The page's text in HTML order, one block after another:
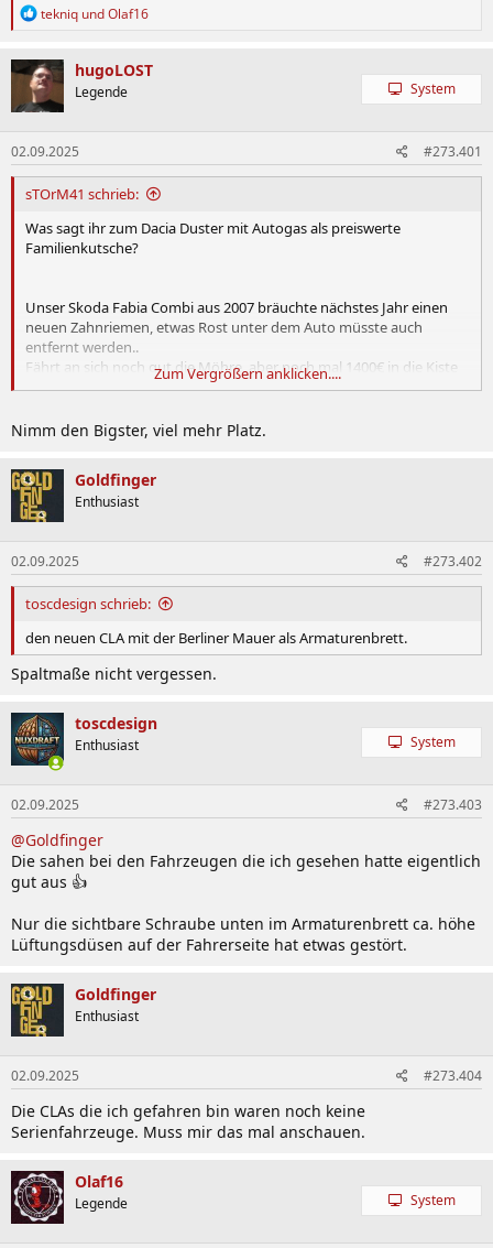
R
k
t
i
o
n
e
n
:
tekniq undOlaf16
hugoLOST
Legende System
02.09.2025 #273.401
sTOrM41 schrieb:
Was sagt ihr zum Dacia Duster mit Autogas als preiswerte
Familienkutsche?
Unser Skoda Fabia Combi aus 2007 bräuchte nächstes Jahr einen
neuen Zahnriemen, etwas Rost unter dem Auto müsste auch
entfernt werden..
Fährt an sich noch gut die Möhre, aber noch mal 1400€ in die Kiste
stecken halte ich für nicht sooo sinnvoll.
Skoda Scala/Octavia sind ebenfalls in der engeren Auswahl.
Zum Vergrößern anklicken....
Nimm den Bigster, viel mehr Platz.
Goldfinger
Enthusiast
02.09.2025 #273.402
toscdesign schrieb:
den neuen CLA mit der Berliner Mauer als Armaturenbrett.
Spaltmaße nicht vergessen.
toscdesign
Enthusiast System
02.09.2025 #273.403
@Goldfinger
Die sahen bei den Fahrzeugen die ich gesehen hatte eigentlich
gut aus 👍
Nur die sichtbare Schraube unten im Armaturenbrett ca. höhe
Lüftungsdüsen auf der Fahrerseite hat etwas gestört.
Goldfinger
Enthusiast
02.09.2025 #273.404
Die CLAs die ich gefahren bin waren noch keine
Serienfahrzeuge. Muss mir das mal anschauen.
Olaf16
Legende System